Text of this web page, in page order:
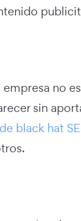
no
sin
black hat